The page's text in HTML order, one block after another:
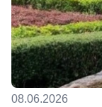
08.06.2026